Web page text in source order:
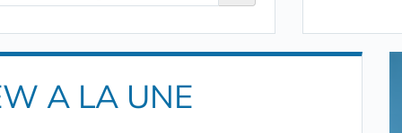
A LA UNE